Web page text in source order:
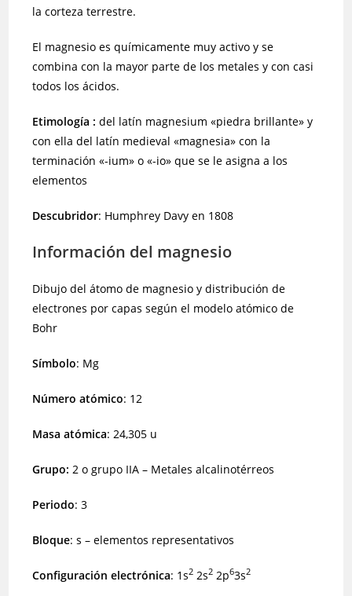
la corteza terrestre.
El magnesio es químicamente muy activo y se
combina con la mayor parte de los metales y con casi
todos los ácidos.
Etimología : del latín magnesium «piedra brillante» y
con ella del latín medieval «magnesia» con la
terminación «-ium» o «-io» que se le asigna a los
elementos
Descubridor: Humphrey Davy en 1808
Información del magnesio
Dibujo del átomo de magnesio y distribución de
electrones por capas según el modelo atómico de
Bohr
Símbolo: Mg
Número atómico: 12
Masa atómica: 24,305 u
Grupo: 2 o grupo IIA – Metales alcalinotérreos
Periodo: 3
Bloque: s – elementos representativos
Configuración electrónica: 1s2 2s2 2p63s2